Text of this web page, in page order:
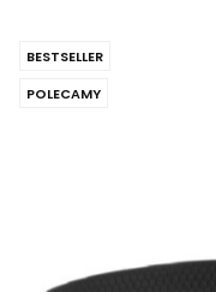
BESTSELLER
POLECAMY